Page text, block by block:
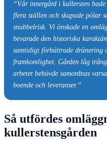
“Vår innergård i kullersten
flera ställen och skapade pölar
snubbelrisk. Vi önskade en
bevarade den historiska
samtidigt förbättrade dränering
framkomlighet. Gården låg
arbetet behövde samordnas
boende och leveranser.”
Så utfördes
kullerstensgården